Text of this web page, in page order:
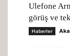
Ulefone
görüş ve
Haberler